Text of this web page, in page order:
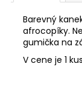
Barevný
afrocopíky.
gumička na
V cene je 1